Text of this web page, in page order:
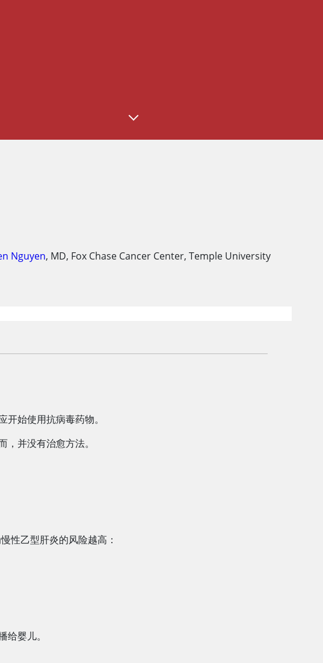
Nguyen, MD, Fox Chase Cancer Center, Temple University
始使用抗病毒药物。
并没有治愈方法。
性乙型肝炎的风险越高：
婴儿。